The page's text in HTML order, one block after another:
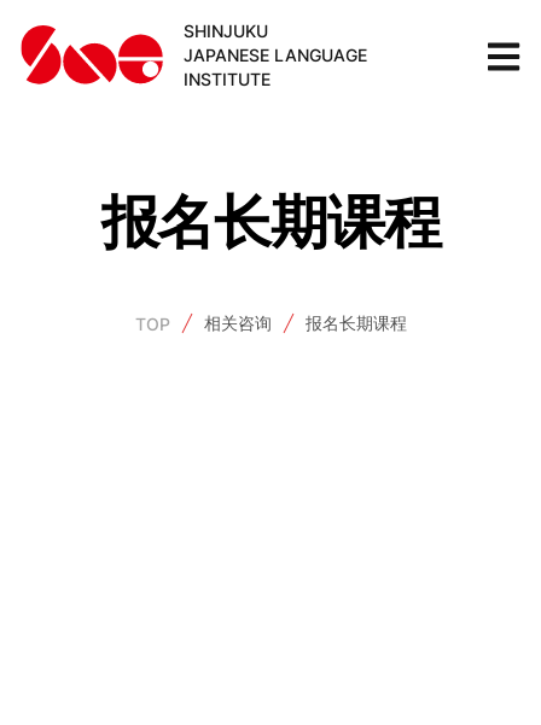
SHINJUKU
JAPANESE LANGUAGE
INSTITUTE
报名长期课程
TOP 相关咨询 报名长期课程